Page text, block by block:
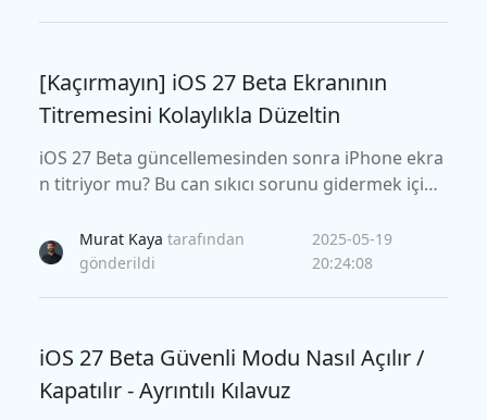
[Kaçırmayın] iOS 27 Beta Ekranının
Titremesini Kolaylıkla Düzeltin
iOS 27 Beta güncellemesinden sonra iPhone ekra
n titriyor mu? Bu can sıkıcı sorunu gidermek için
emesini veri kaybı olmadan nasıl çözeceğinizi ve t
ekrar olmasını nasıl önleyeceğinizi öğrenin.
Murat Kaya tarafından
gönderildi
2025-05-19
20:24:08
iOS 27 Beta Güvenli Modu Nasıl Açılır /
Kapatılır - Ayrıntılı Kılavuz